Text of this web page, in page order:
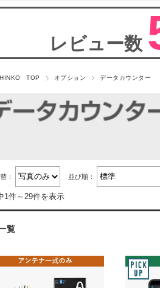
レビュー数
TOP オプション データカウンター
： 並び順：
1件～29件を表示
覧